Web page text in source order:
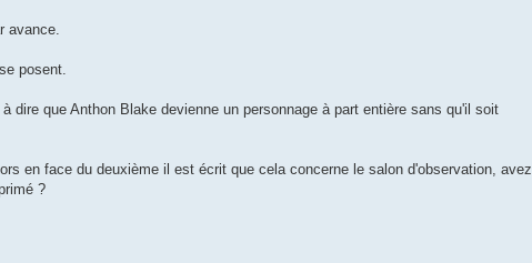
avance.
posent.
que Anthon Blake devienne un personnage à part entière sans qu'il soit
en face du deuxième il est écrit que cela concerne le salon d'observation, avez
?